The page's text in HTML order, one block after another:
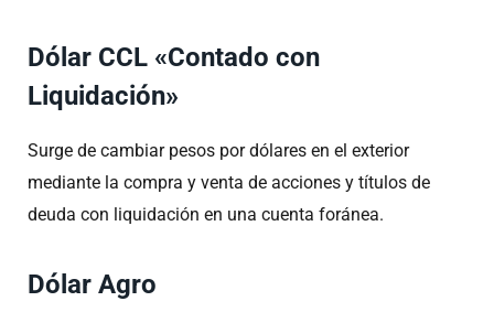
Dólar CCL «Contado con
Liquidación»
Surge de cambiar pesos por dólares en el exterior
mediante la compra y venta de acciones y títulos de
deuda con liquidación en una cuenta foránea.
Dólar Agro